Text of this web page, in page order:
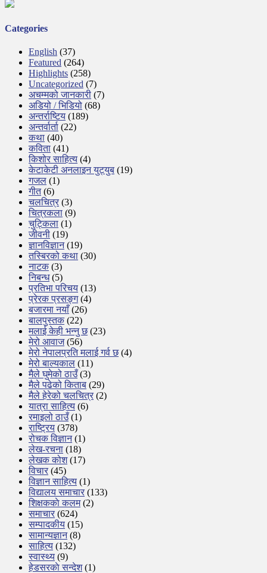
Categories
English (37)
Featured (264)
Highlights (258)
Uncategorized (7)
अचम्मको जानकारी (7)
अडियो / भिडियो (68)
अन्तर्राष्टिय (189)
अन्तर्वार्ता (22)
कथा (40)
कविता (41)
किशोर साहित्य (4)
केटाकेटी अनलाइन युट्युब (19)
गजल (1)
गीत(6)
चलचित्र (3)
चित्रकला (9)
चुट्किला (1)
जीवनी (19)
ज्ञानविज्ञान(19)
तस्बिरको कथा (30)
नाटक(3)
निबन्ध(5)
प्रतिभा परिचय (13)
प्रेरक प्रसङ्ग(4)
बजारमा नयाँ(26)
बालपुस्तक(22)
मलाई केही भन्नु छ(23)
मेरो आवाज(56)
मेरो नेपालप्रति मलाई गर्व छ(4)
मेरो बाल्यकाल (11)
मैले घुमेको ठाउँ(3)
मैले पढेको किताब (29)
मैले हेरेको चलचित्र (2)
यात्रा साहित्य (6)
रमाइलो ठाउँ(1)
राष्ट्रिय (378)
रोचक विज्ञान(1)
लेख-रचना (18)
लेखक कोश(17)
विचार (45)
विज्ञान साहित्य (1)
विद्यालय समाचार (133)
शिक्षककाे कलम(2)
समाचार (624)
सम्पादकीय (15)
सामान्यज्ञान(8)
साहित्य (132)
स्वास्थ्य (9)
हेडसरकाे सन्देश(1)